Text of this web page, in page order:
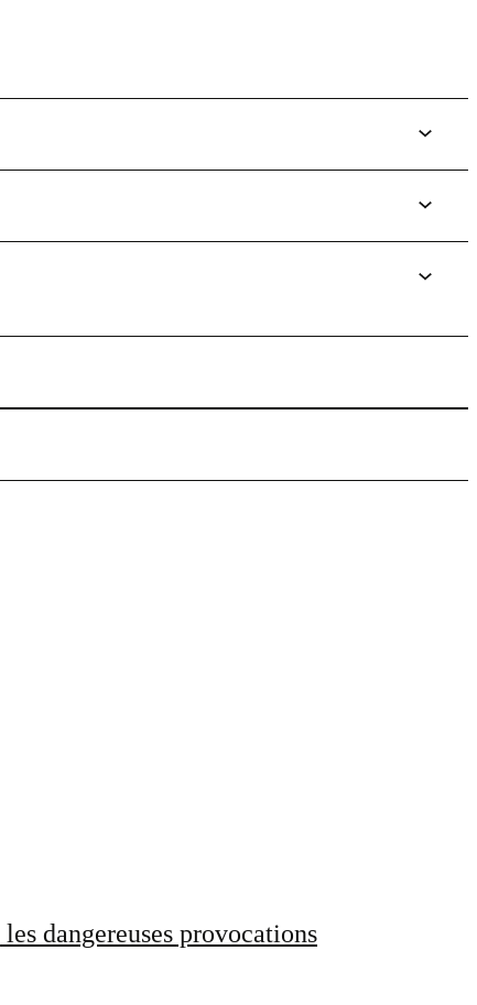
dangereuses provocations